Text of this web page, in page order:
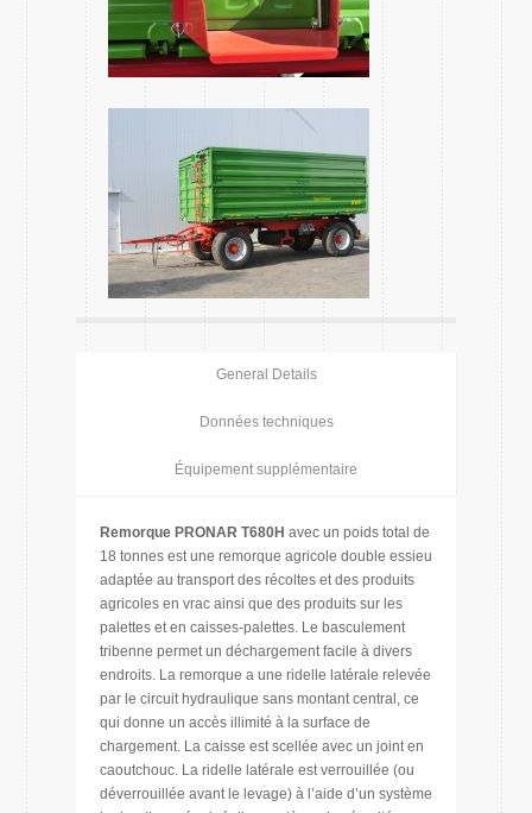
General Details
Données techniques
Équipement supplémentaire
Remorque PRONAR T680H avec un poids total de
18 tonnes est une remorque agricole double essieu
adaptée au transport des récoltes et des produits
agricoles en vrac ainsi que des produits sur les
palettes et en caisses-palettes. Le basculement
tribenne permet un déchargement facile à divers
endroits. La remorque a une ridelle latérale relevée
par le circuit hydraulique sans montant central, ce
qui donne un accès illimité à la surface de
chargement. La caisse est scellée avec un joint en
caoutchouc. La ridelle latérale est verrouillée (ou
déverrouillée avant le levage) à l’aide d’un système